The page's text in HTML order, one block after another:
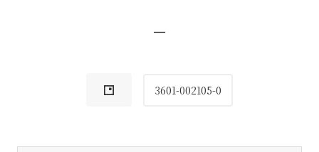
−
3601-002105-0